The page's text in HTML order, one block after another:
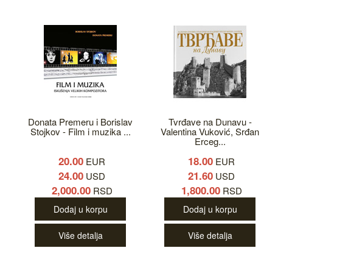
Donata Premeru i Borislav
Stojkov - Film i muzika ...
20.00 EUR
24.00 USD
2,000.00RSD
Dodaj u korpu
Više detalja
Tvrđave na Dunavu -
Valentina Vuković, Srđan
Erceg...
18.00 EUR
21.60 USD
1,800.00RSD
Dodaj u korpu
Više detalja